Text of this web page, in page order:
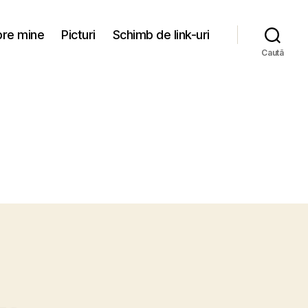
mine Picturi Schimb de link-uri
Caută